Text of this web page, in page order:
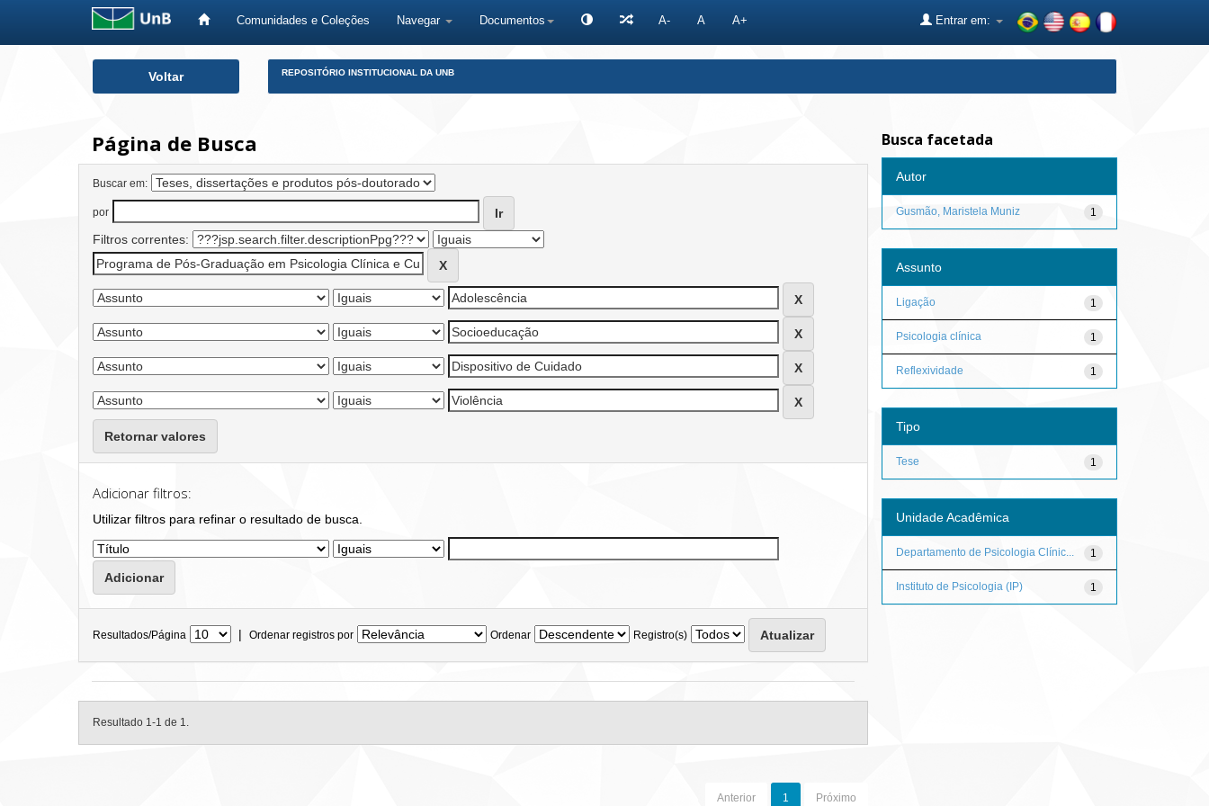
Comunidades e Coleções Navegar Documentos A- A A+ Entrar em:
Voltar REPOSITÓRIO INSTITUCIONAL DA UNB
Página de Busca
Buscar em:
por
Filtros correntes:
Retornar valores
Adicionar filtros:
Utilizar filtros para refinar o resultado de busca.
Resultados/Página | Ordenar registros por Ordenar Registro(s)
Resultado 1-1 de 1.
Anterior 1 Próximo
Busca facetada
Autor
1
Gusmão, Maristela Muniz
Assunto
1
Ligação
1
Psicologia clínica
1
Reflexividade
Tipo
1
Tese
Unidade Acadêmica
1
Departamento de Psicologia Clínic...
1
Instituto de Psicologia (IP)